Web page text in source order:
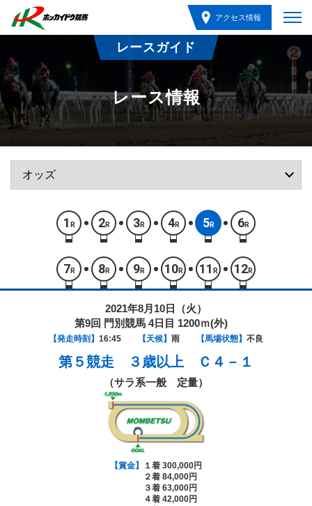
アクセス情報
レースガイド
レース情報
1 R 2R 3R 4R 5R 6R
7 R 8R 9R 10R 11 R 12R
2021年8月10日（火）
第9回 門別競馬 4日目 1200ｍ(外)
【発走時刻】 16:45 【天候】 雨 【馬場状態】 不良
第５競走 ３歳以上 Ｃ４－１
（サラ系一般 定量）
【賞金】
１着 300,000円
２着 84,000円
３着 63,000円
４着 42,000円